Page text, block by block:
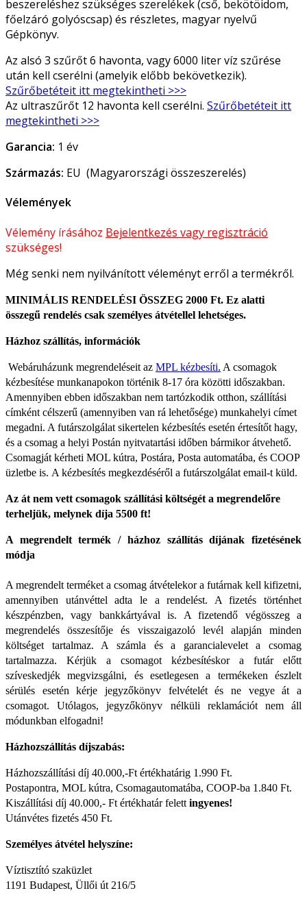
beszereléshez szükséges szerelékek (cső, bekötöidom,
főelzáró golyóscsap) és részletes, magyar nyelvű
Gépkönyv.
Az alsó 3 szűrőt 6 havonta, vagy 6000 liter víz szűrése
után kell cserélni (amelyik előbb bekövetkezik).
Szűrőbetéteit itt megtekintheti >>>
Az ultraszűrőt 12 havonta kell cserélni. Szűrőbetéteit itt
megtekintheti >>>
Garancia: 1 év
Származás: EU (Magyarországi összeszerelés)
Vélemények
Vélemény írásához Bejelentkezés vagy regisztráció
szükséges!
Még senki nem nyilvánított véleményt erről a termékről.
MINIMÁLIS RENDELÉSI ÖSSZEG 2000 Ft. Ez alatti
összegű rendelés csak személyes átvétellel lehetséges.
Házhoz szállítás, információk
Webáruházunk megrendeléseit az MPL kézbesíti. A csomagok
kézbesítése munkanapokon történik 8-17 óra közötti időszakban.
Amennyiben ebben időszakban nem tartózkodik otthon, szállítási
címként célszerű (amennyiben van rá lehetősége) munkahelyi címet
megadni. A futárszolgálat sikertelen kézbesítés esetén értesítőt hagy,
és a csomag a helyi Postán nyitvatartási időben bármikor átvehető.
Csomagját kérheti MOL kútra, Postára, Posta automatába, és COOP
üzletbe is. A kézbesítés megkezdéséről a futárszolgálat email-t küld.
Az át nem vett csomagok szállítási költségét a megrendelőre
terheljük, melynek díja 5500 ft!
A megrendelt termék / házhoz szállítás díjának fizetésének
módja
A megrendelt terméket a csomag átvételekor a futárnak kell kifizetni,
amennyiben utánvéttel adta le a rendelést. A fizetés történhet
készpénzben, vagy bankkártyával is. A fizetendő végösszeg a
megrendelés összesítője és visszaigazoló levél alapján minden
költséget tartalmaz. A számla és a garancialevelet a csomag
tartalmazza. Kérjük a csomagot kézbesítéskor a futár előtt
szíveskedjék megvizsgálni, és esetlegesen a termékeken észlelt
sérülés esetén kérje jegyzőkönyv felvételét és ne vegye át a
csomagot. Utólagos, jegyzőkönyv nélküli reklamációt nem áll
módunkban elfogadni!
Házhozszállítás díjszabás:
Házhozszállítási díj 40.000,-Ft értékhatárig 1.990 Ft.
Postapontra, MOL kútra, Csomagautomatába, COOP-ba 1.840 Ft.
Kiszállítási díj 40.000,- Ft értékhatár felett ingyenes!
Utánvétes fizetés 450 Ft.
Személyes átvétel helyszíne:
Víztisztító szaküzlet
1191 Budapest, Üllői út 216/5